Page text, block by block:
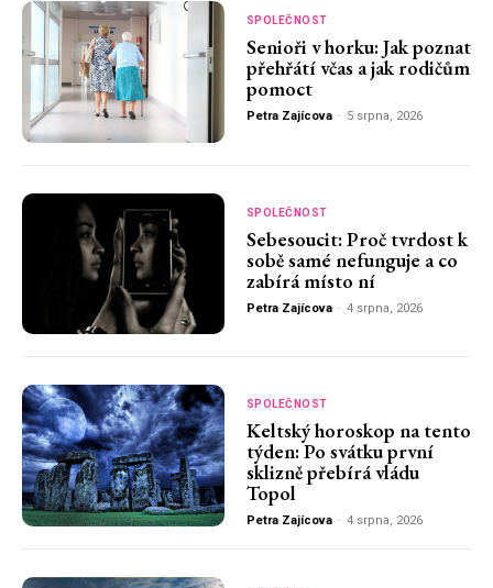
SPOLEČNOST
Senioři v horku: Jak poznat
přehřátí včas a jak rodičům
pomoct
Petra Zajícova - 5 srpna, 2026
SPOLEČNOST
Sebesoucit: Proč tvrdost k
sobě samé nefunguje a co
zabírá místo ní
Petra Zajícova - 4 srpna, 2026
SPOLEČNOST
Keltský horoskop na tento
týden: Po svátku první
sklizně přebírá vládu
Topol
Petra Zajícova - 4 srpna, 2026